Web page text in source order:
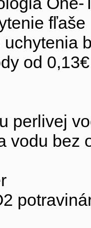
od 0,13€
perlivej
vodu bez